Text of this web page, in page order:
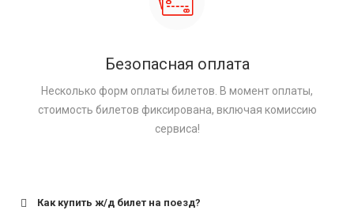
Безопасная оплата
Несколько форм оплаты билетов. В момент оплаты,
стоимость билетов фиксирована, включая комиссию
сервиса!
Как купить ж/д билет на поезд?